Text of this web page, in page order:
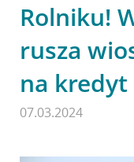
Rolniku!
rusza
na
07.03.2024